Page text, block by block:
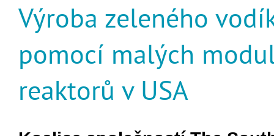
Výroba zeleného
pomocí malých
reaktorů v USA